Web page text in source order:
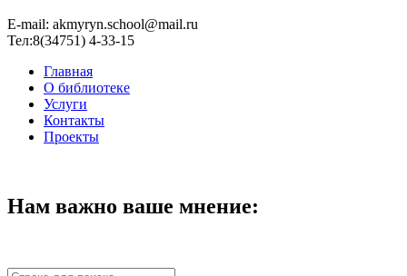
Е-mail: akmyryn.school@mail.ru
Тел:8(34751) 4-33-15
Главная
О библиотеке
Услуги
Контакты
Проекты
Нам важно ваше мнение: